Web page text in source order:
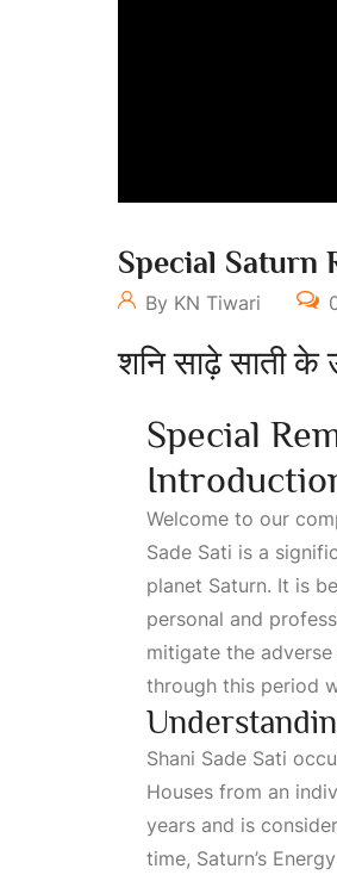
Special Saturn
By KN Tiwari
शनि साढ़े साती के
Special
Welcome to our
Sade Sati is a
planet Saturn. It is
personal and
mitigate the
through this period
Shani Sade Sati
Houses from an
years and is
time, Saturn’s